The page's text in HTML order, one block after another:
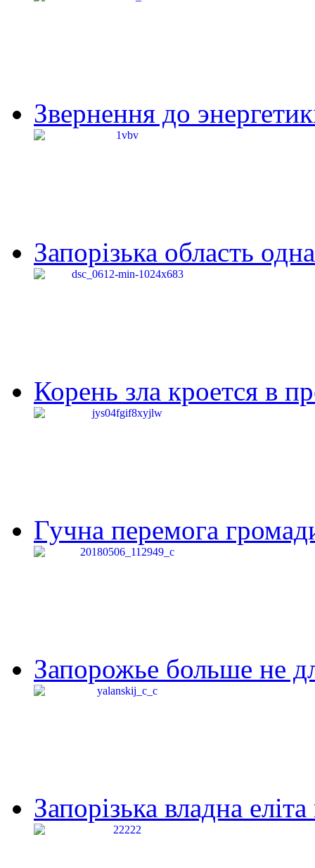
Звернення до
Запорізька область
Корень зла кроется в
Гучна перемога
Запорожье больше не
Запорізька владна